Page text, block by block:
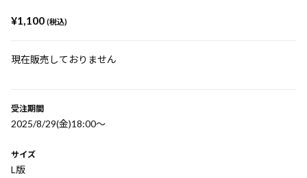
¥1,100 (税込)
現在販売しておりません
受注期間
2025/8/29(金)18:00〜
サイズ
L版